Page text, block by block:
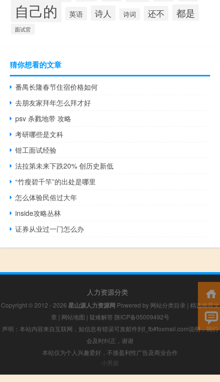
自己的 英语 诗人 诗词 还不 都是
面试官
猜你想看的文章
番禺长隆春节住宿价格如何
去朋友家拜年怎么拜才好
psv 杀戮地带 攻略
考研哪些是文科
钳工面试经验
法拉第未来下跌20% 创历史新低
“竹瘦碧千竿”的出处是哪里
怎么体验民俗过大年
inside攻略丛林
证券从业过一门怎么办
人力资源分类
Copyright © 2012 - 2026 星山源人力资源网 Powered by 网站分类目录 | 精选推荐文
章 | 网站地图 | 疑难解答 陕ICP备05009492号
声明：本站内容来自互联网，如信息有错误可发邮件到f_fb#foxmail.com说明，我们
会及时纠正，谢谢
本站仅为个人兴趣爱好，不接盈利性广告及商业合作
小男孩